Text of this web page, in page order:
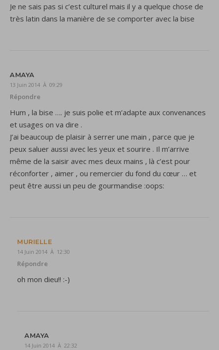
Je ne sais pas si c’est culturel mais il y a quelque chose de
très latin dans la manière de se comporter avec la bise
AMAYA
13 Juin 2014 À 09:29
Répondre
Hum , la bise …. je suis polie et m’adapte aux convenances
et usages on va dire .
J’ai beaucoup de plaisir à serrer une main , parce que je
peux saluer aussi avec les yeux et sourire . Il m’arrive
même de la saisir avec mes deux mains , là c’est pour
réconforter , aimer , ou remercier du fond du cœur … et
peut être aussi un peu de gourmandise :oops:
MURIELLE
14 Juin 2014 À 12:30
Répondre
oh mon dieu!! :-)
AMAYA
14 Juin 2014 À 22:32